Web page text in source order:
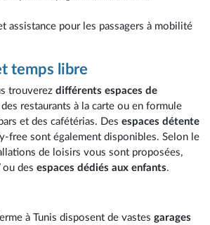
assistance pour les passagers à mobilité
temps libre
trouverezdifférents espaces de
restaurants à la carte ou en formule
et des cafétérias. Desespaces détente
free sont également disponibles. Selon le
de loisirs vous sont proposées,
ou desespaces dédiés aux enfants.
à Tunis disposent de vastesgarages